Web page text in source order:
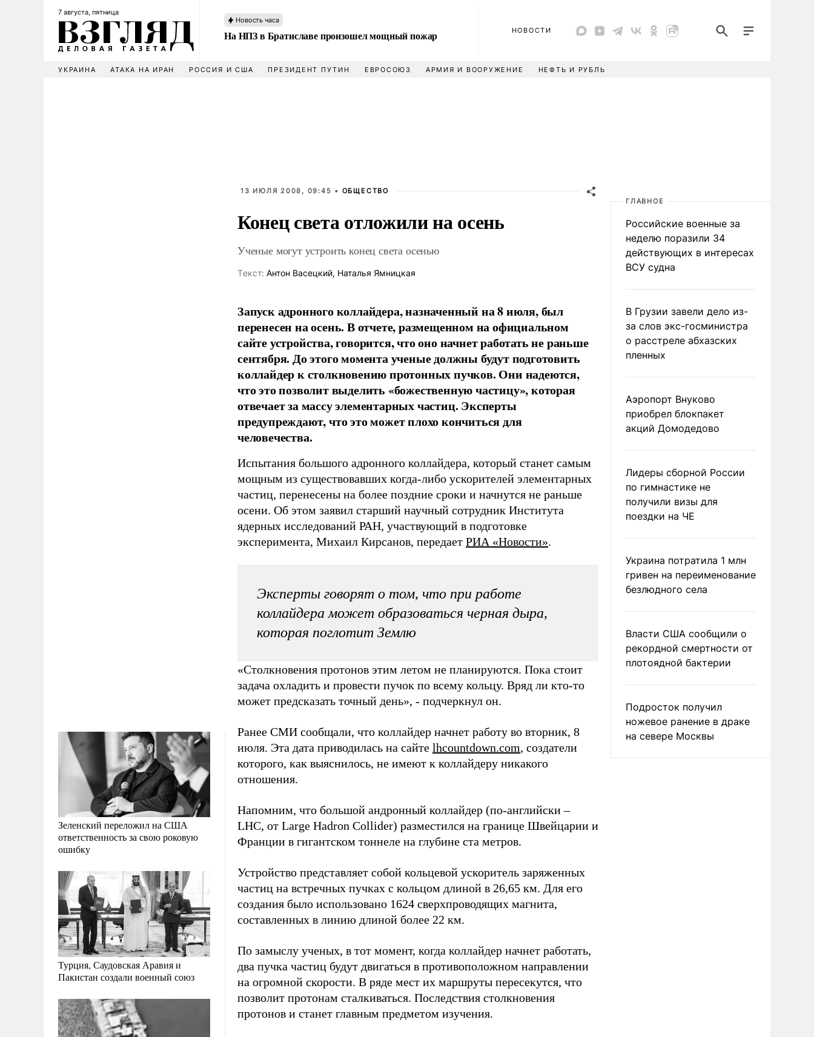
7 августа, пятница
Новость часа
На НПЗ в Братиславе произошел мощный пожар НОВОСТИ
УКРАИНА АТАКА НА ИРАН РОССИЯ И США ПРЕЗИДЕНТ ПУТИН ЕВРОСОЮЗ АРМИЯ И ВООРУЖЕНИЕ НЕФТЬ И РУБЛЬ
Зеленский переложил на США
ответственность за свою роковую
ошибку
Турция, Саудовская Аравия и
Пакистан создали военный союз
13 ИЮЛЯ 2008, 09:45 • ОБЩЕСТВО
Конец света отложили на осень
Ученые могут устроить конец света осенью
Tекст: Антон Васецкий, Наталья Ямницкая
Запуск адронного коллайдера, назначенный на 8 июля, был
перенесен на осень. В отчете, размещенном на официальном
сайте устройства, говорится, что оно начнет работать не раньше
сентября. До этого момента ученые должны будут подготовить
коллайдер к столкновению протонных пучков. Они надеются,
что это позволит выделить «божественную частицу», которая
отвечает за массу элементарных частиц. Эксперты
предупреждают, что это может плохо кончиться для
человечества.
Испытания большого адронного коллайдера, который станет самым
мощным из существовавших когда-либо ускорителей элементарных
частиц, перенесены на более поздние сроки и начнутся не раньше
осени. Об этом заявил старший научный сотрудник Института
ядерных исследований РАН, участвующий в подготовке
эксперимента, Михаил Кирсанов, передает РИА «Новости».
Эксперты говорят о том, что при работе
коллайдера может образоваться черная дыра,
которая поглотит Землю
«Столкновения протонов этим летом не планируются. Пока стоит
задача охладить и провести пучок по всему кольцу. Вряд ли кто-то
может предсказать точный день», - подчеркнул он.
Ранее СМИ сообщали, что коллайдер начнет работу во вторник, 8
июля. Эта дата приводилась на сайте lhcountdown.com, создатели
которого, как выяснилось, не имеют к коллайдеру никакого
отношения.
Напомним, что большой андронный коллайдер (по-английски –
LHC, от Large Hadron Collider) разместился на границе Швейцарии и
Франции в гигантском тоннеле на глубине ста метров.
Устройство представляет собой кольцевой ускоритель заряженных
частиц на встречных пучках с кольцом длиной в 26,65 км. Для его
создания было использовано 1624 сверхпроводящих магнита,
составленных в линию длиной более 22 км.
По замыслу ученых, в тот момент, когда коллайдер начнет работать,
два пучка частиц будут двигаться в противоположном направлении
на огромной скорости. В ряде мест их маршруты пересекутся, что
позволит протонам сталкиваться. Последствия столкновения
протонов и станет главным предметом изучения.
ГЛАВНОЕ
Российские военные за
неделю поразили 34
действующих в интересах
ВСУ судна
В Грузии завели дело из-
за слов экс-госминистра
о расстреле абхазских
пленных
Аэропорт Внуково
приобрел блокпакет
акций Домодедово
Лидеры сборной России
по гимнастике не
получили визы для
поездки на ЧЕ
Украина потратила 1 млн
гривен на переименование
безлюдного села
Власти США сообщили о
рекордной смертности от
плотоядной бактерии
Подросток получил
ножевое ранение в драке
на севере Москвы